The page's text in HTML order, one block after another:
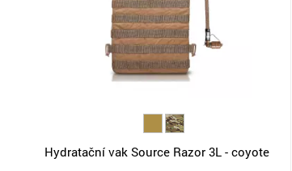
Hydratační vak Source Razor 3L - coyote